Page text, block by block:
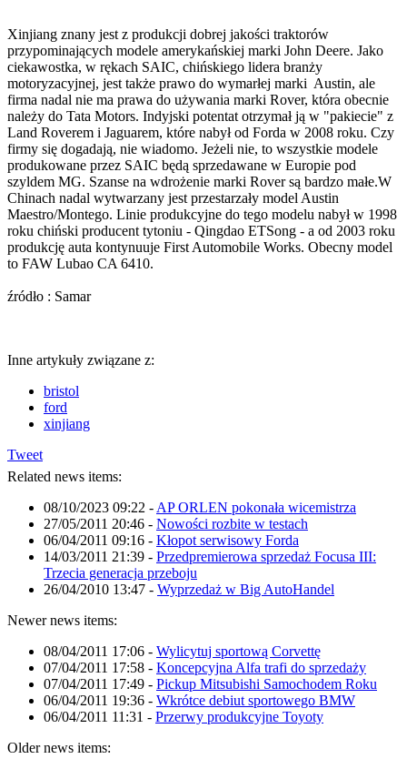
Xinjiang znany jest z produkcji dobrej jakości traktorów
przypominających modele amerykańskiej marki John Deere. Jako
ciekawostka, w rękach SAIC, chińskiego lidera branży
motoryzacyjnej, jest także prawo do wymarłej marki Austin, ale
firma nadal nie ma prawa do używania marki Rover, która obecnie
należy do Tata Motors. Indyjski potentat otrzymał ją w "pakiecie" z
Land Roverem i Jaguarem, które nabył od Forda w 2008 roku. Czy
firmy się dogadają, nie wiadomo. Jeżeli nie, to wszystkie modele
produkowane przez SAIC będą sprzedawane w Europie pod
szyldem MG. Szanse na wdrożenie marki Rover są bardzo małe.W
Chinach nadal wytwarzany jest przestarzały model Austin
Maestro/Montego. Linie produkcyjne do tego modelu nabył w 1998
roku chiński producent tytoniu - Qingdao ETSong - a od 2003 roku
produkcję auta kontynuuje First Automobile Works. Obecny model
to FAW Lubao CA 6410.
źródło : Samar
Inne artykuły związane z:
bristol
ford
xinjiang
Tweet
Related news items:
08/10/2023 09:22 - AP ORLEN pokonała wicemistrza
27/05/2011 20:46 - Nowości rozbite w testach
06/04/2011 09:16 - Kłopot serwisowy Forda
14/03/2011 21:39 - Przedpremierowa sprzedaż Focusa III:
Trzecia generacja przeboju
26/04/2010 13:47 - Wyprzedaż w Big AutoHandel
Newer news items:
08/04/2011 17:06 - Wylicytuj sportową Corvettę
07/04/2011 17:58 - Koncepcyjna Alfa trafi do sprzedaży
07/04/2011 17:49 - Pickup Mitsubishi Samochodem Roku
06/04/2011 19:36 - Wkrótce debiut sportowego BMW
06/04/2011 11:31 - Przerwy produkcyjne Toyoty
Older news items: